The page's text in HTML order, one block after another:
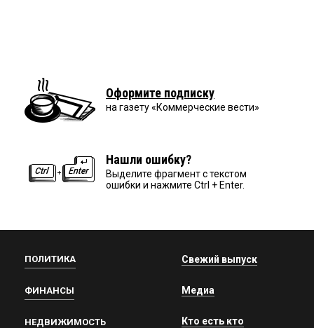
Оформите подписку
на газету «Коммерческие вести»
Нашли ошибку?
Выделите фрагмент с текстом
ошибки и нажмите Ctrl + Enter.
ПОЛИТИКА
ФИНАНСЫ
НЕДВИЖИМОСТЬ
Свежий выпуск
Медиа
Кто есть кто